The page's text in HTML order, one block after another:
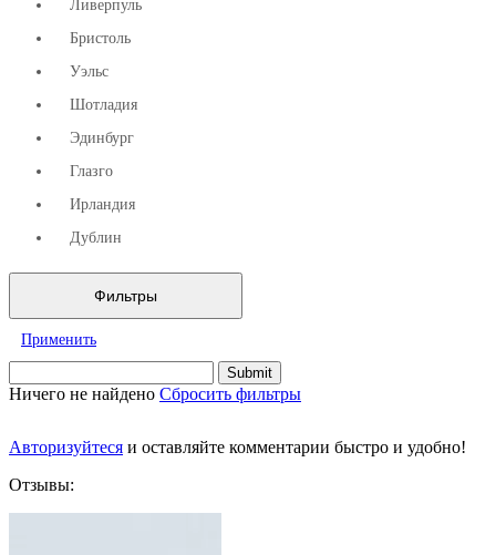
Ливерпуль
Бристоль
Уэльс
Шотладия
Эдинбург
Глазго
Ирландия
Дублин
Фильтры
Применить
Ничего не найдено Сбросить фильтры
Авторизуйтеся и оставляйте комментарии быстро и удобно!
Отзывы: